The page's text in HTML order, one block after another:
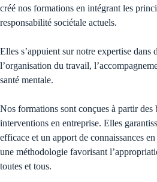
créé nos formations en intégrant les
responsabilité sociétale actuels.
Elles s’appuient sur notre expertise dans
l’organisation du travail,
santé mentale.
Nos formations sont conçues à partir des
interventions en entreprise. Elles
efficace et un apport de connaissances
une méthodologie favorisant
toutes et tous.